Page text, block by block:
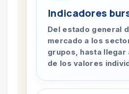
Indicadores
Del estado general
mercado a los
grupos, hasta llegar
de los valores